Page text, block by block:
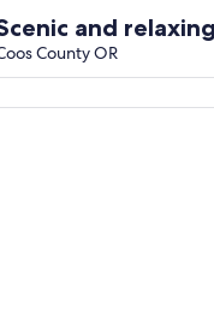
and
County OR
Perfect for